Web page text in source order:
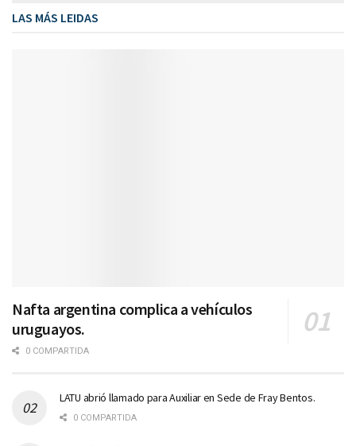
LAS MÁS LEIDAS
Nafta argentina complica a vehículos
uruguayos.
0 COMPARTIDA
LATU abrió llamado para Auxiliar en Sede de Fray Bentos.
0 COMPARTIDA